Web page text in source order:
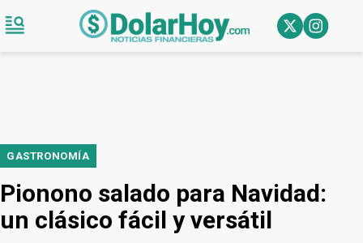
GASTRONOMÍA
Pionono salado para Navidad:
un clásico fácil y versátil